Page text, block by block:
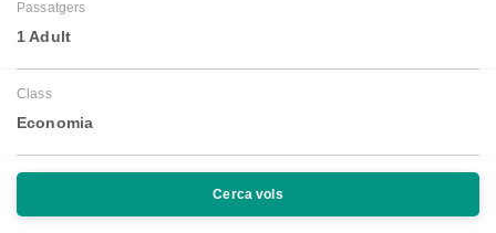
Passatgers
1 Adult
Class
Economia
Cerca vols